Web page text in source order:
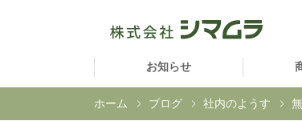
お知らせ
ホーム ブログ 社内のようす